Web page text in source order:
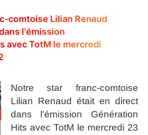
comtoise Lilian Renaud
l'émission
avec TotM le mercredi
Notre star franc-comtoise
Lilian Renaud était en direct
dans l'émission Génération
Hits avec TotM le mercredi 23